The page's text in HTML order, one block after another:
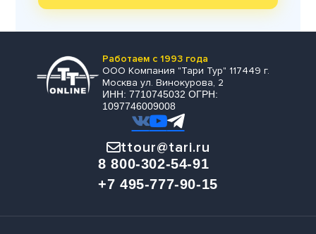
Работаем с 1993 года
ООО Компания "Тари Тур" 117449 г.
Москва ул. Винокурова, 2
ИНН: 7710745032 ОГРН:
1097746009008
ttour@tari.ru
8 800-302-54-91
+7 495-777-90-15